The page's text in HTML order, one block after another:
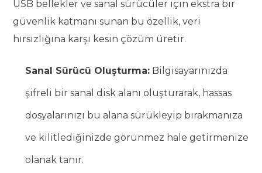
USB bellekler ve sanal sürücüler için ekstra bir
güvenlik katmanı sunan bu özellik, veri
hırsızlığına karşı kesin çözüm üretir.
Sanal Sürücü Oluşturma: Bilgisayarınızda
şifreli bir sanal disk alanı oluşturarak, hassas
dosyalarınızı bu alana sürükleyip bırakmanıza
ve kilitlediğinizde görünmez hale getirmenize
olanak tanır.